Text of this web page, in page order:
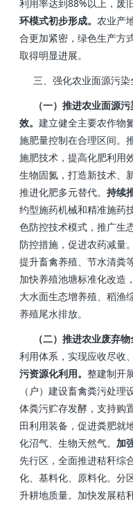
利用率达到88%以上，废
环模式初步形成。 农业产
合更加紧密，绿色生产方
取得明显进展。
三、强化农业面源污染
（一）推进农业面源
效。建立健全主要农作物
施肥量控制在合理区间。
施肥技术，提高化肥利用
生物固氮，打造新技术、
推进化肥多元替代。持续
约型施药机械和精准施药
色防控技术模式，推广生
防控措施，促进农药减量
提升畜禽养殖、节水清粪
加快养殖池塘标准化改造
大水面生态增养殖、稻渔
养殖尾水排放。
（二）推进农业废弃物
利用体系，实现应收尽收
污资源化利用。整建制开
（户）建设畜禽粪污处
体粪污贮存发酵，支持购
田利用装备，促进粪肥就
化沼气、生物天然气。 加
先行区，全面推进秸秆综
化、基料化、原料化。分
升耕地质量。加快发展秸